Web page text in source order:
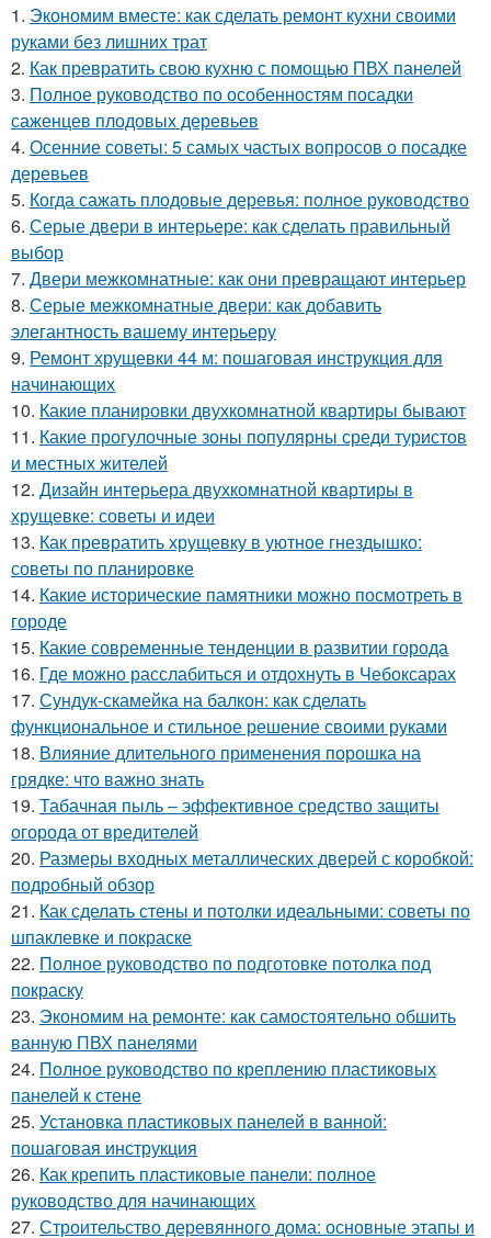
1. Экономим вместе: как сделать ремонт кухни своими
руками без лишних трат
2. Как превратить свою кухню с помощью ПВХ панелей
3. Полное руководство по особенностям посадки
саженцев плодовых деревьев
4. Осенние советы: 5 самых частых вопросов о посадке
деревьев
5. Когда сажать плодовые деревья: полное руководство
6. Серые двери в интерьере: как сделать правильный
выбор
7. Двери межкомнатные: как они превращают интерьер
8. Серые межкомнатные двери: как добавить
элегантность вашему интерьеру
9. Ремонт хрущевки 44 м: пошаговая инструкция для
начинающих
10. Какие планировки двухкомнатной квартиры бывают
11. Какие прогулочные зоны популярны среди туристов
и местных жителей
12. Дизайн интерьера двухкомнатной квартиры в
хрущевке: советы и идеи
13. Как превратить хрущевку в уютное гнездышко:
советы по планировке
14. Какие исторические памятники можно посмотреть в
городе
15. Какие современные тенденции в развитии города
16. Где можно расслабиться и отдохнуть в Чебоксарах
17. Сундук-скамейка на балкон: как сделать
функциональное и стильное решение своими руками
18. Влияние длительного применения порошка на
грядке: что важно знать
19. Табачная пыль – эффективное средство защиты
огорода от вредителей
20. Размеры входных металлических дверей с коробкой:
подробный обзор
21. Как сделать стены и потолки идеальными: советы по
шпаклевке и покраске
22. Полное руководство по подготовке потолка под
покраску
23. Экономим на ремонте: как самостоятельно обшить
ванную ПВХ панелями
24. Полное руководство по креплению пластиковых
панелей к стене
25. Установка пластиковых панелей в ванной:
пошаговая инструкция
26. Как крепить пластиковые панели: полное
руководство для начинающих
27. Строительство деревянного дома: основные этапы и